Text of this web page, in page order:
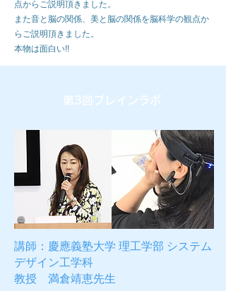
点からご説明頂きました。
また音と脳の関係、美と脳の関係を脳科学の観点か
らご説明頂きました。
本物は面白い!!
第3回ブレインラボ
講師：慶應義塾大学 理工学部 システム
デザイン工学科
教授 満倉靖恵先生